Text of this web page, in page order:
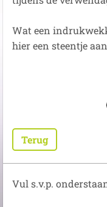
Wat een
hier een steentje
Terug
Vul s.v.p.